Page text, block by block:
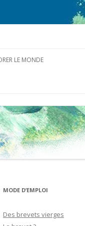
LE MONDE
ET DE LA MATIÈRE
MODE D’EMPLOI
Des brevets vierges